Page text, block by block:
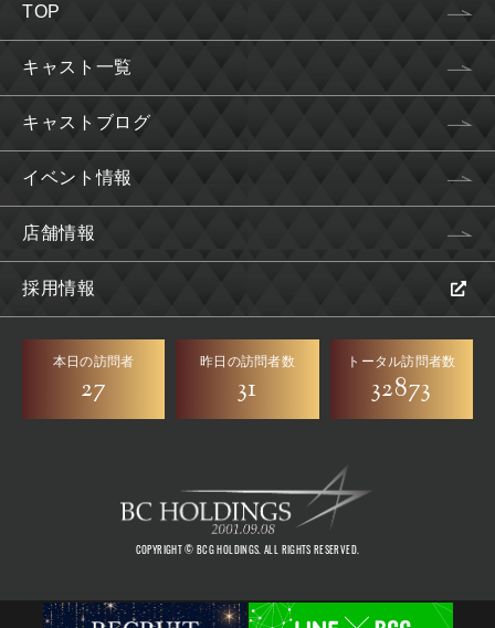
TOP
キャスト一覧
キャストブログ
イベント情報
店舗情報
採用情報
本日の訪問者
27
昨日の訪問者数
31
トータル訪問者数
32873
COPYRIGHT © BCG HOLDINGS. ALL RIGHTS RESERVED.